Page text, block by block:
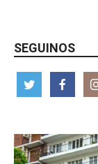
SEGUINOS